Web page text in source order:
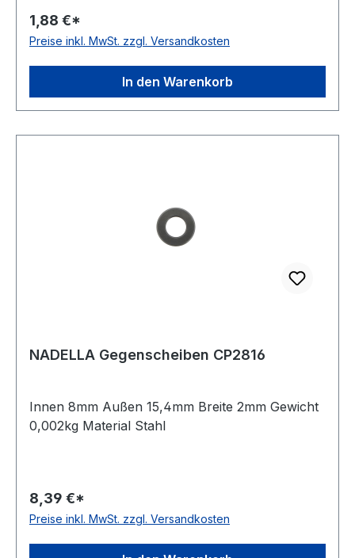
1,88 €*
Preise inkl. MwSt. zzgl. Versandkosten
In den Warenkorb
NADELLA Gegenscheiben CP2816
Innen 8mm Außen 15,4mm Breite 2mm Gewicht
0,002kg Material Stahl
8,39 €*
Preise inkl. MwSt. zzgl. Versandkosten